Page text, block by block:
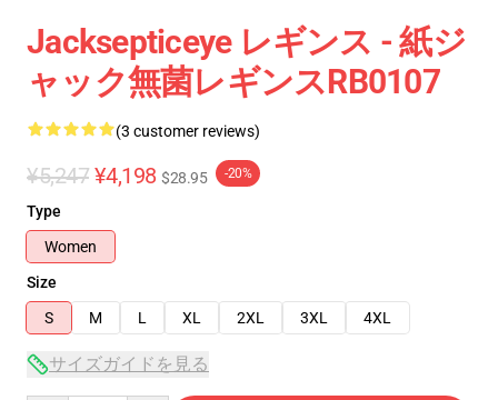
Jacksepticeye レギンス - 紙ジ
ャック無菌レギンスRB0107
(3 customer reviews)
¥5,247 ¥4,198 $28.95 -20%
Type
Women
Size
S
M L XL 2XL 3XL 4XL
サイズガイドを見る